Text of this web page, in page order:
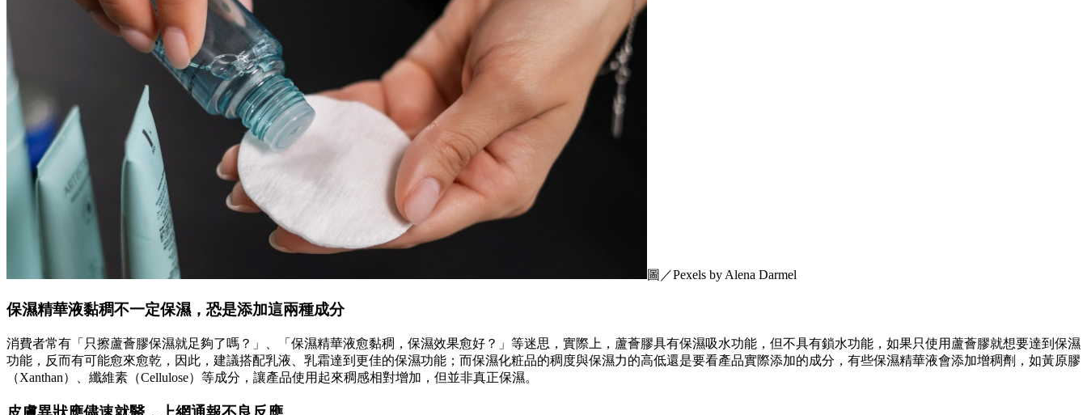
圖／Pexels by Alena Darmel
保濕精華液黏稠不一定保濕，恐是添加這兩種成分
消費者常有「只擦蘆薈膠保濕就足夠了嗎？」、「保濕精華液愈黏稠，保濕效果愈好？」等迷思，實際上，蘆薈膠具有保濕吸水功能，但不具有鎖水功能，如果只使用蘆薈膠就想要達到保濕
功能，反而有可能愈來愈乾，因此，建議搭配乳液、乳霜達到更佳的保濕功能；而保濕化粧品的稠度與保濕力的高低還是要看產品實際添加的成分，有些保濕精華液會添加增稠劑，如黃原膠
（Xanthan）、纖維素（Cellulose）等成分，讓產品使用起來稠感相對增加，但並非真正保濕。